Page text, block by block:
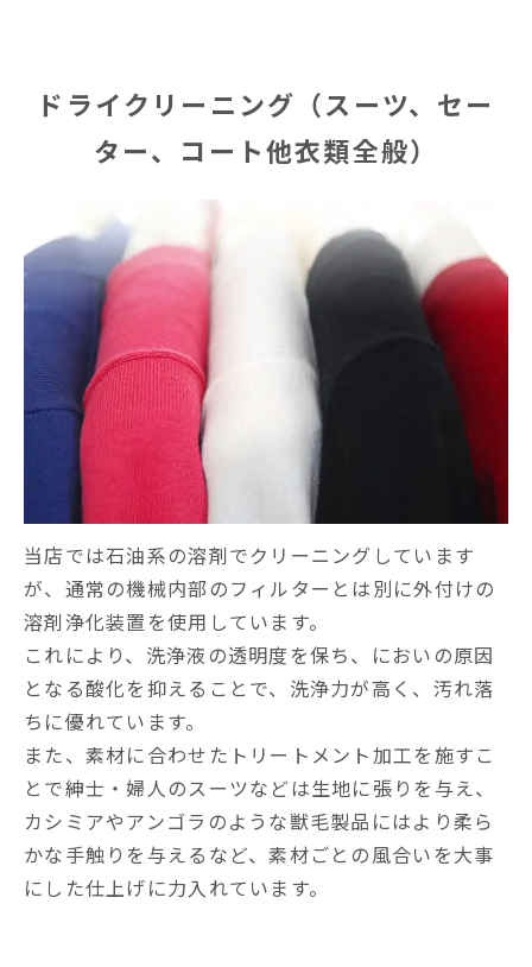
ドライクリーニング（スーツ、セー
ター、コート他衣類全般）
当店では石油系の溶剤でクリーニングしています
が、通常の機械内部のフィルターとは別に外付けの
溶剤浄化装置を使用しています。
これにより、洗浄液の透明度を保ち、においの原因
となる酸化を抑えることで、洗浄力が高く、汚れ落
ちに優れています。
また、素材に合わせたトリートメント加工を施すこ
とで紳士・婦人のスーツなどは生地に張りを与え、
カシミアやアンゴラのような獣毛製品にはより柔ら
かな手触りを与えるなど、素材ごとの風合いを大事
にした仕上げに力入れています。